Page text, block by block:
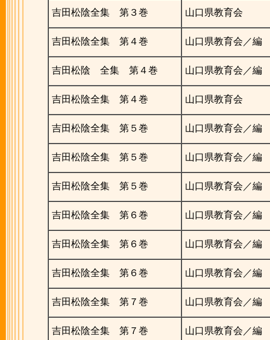
吉田松陰全集 第３巻 山口県教育会
吉田松陰全集 第４巻 山口県教育会／編
吉田松陰 全集 第４巻 山口県教育会／編
吉田松陰全集 第４巻 山口県教育会
吉田松陰全集 第５巻 山口県教育会／編
吉田松陰全集 第５巻 山口県教育会／編
吉田松陰全集 第５巻 山口県教育会／編
吉田松陰全集 第６巻 山口県教育会／編
吉田松陰全集 第６巻 山口県教育会／編
吉田松陰全集 第６巻 山口県教育会／編
吉田松陰全集 第７巻 山口県教育会／編
吉田松陰全集 第７巻 山口県教育会／編